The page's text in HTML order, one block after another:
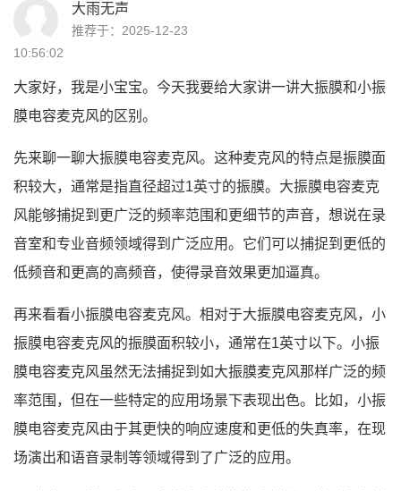
大雨无声
推荐于：2025-12-23
10:56:02
大家好，我是小宝宝。今天我要给大家讲一讲大振膜和小振
膜电容麦克风的区别。
先来聊一聊大振膜电容麦克风。这种麦克风的特点是振膜面
积较大，通常是指直径超过1英寸的振膜。大振膜电容麦克
风能够捕捉到更广泛的频率范围和更细节的声音，想说在录
音室和专业音频领域得到广泛应用。它们可以捕捉到更低的
低频音和更高的高频音，使得录音效果更加逼真。
再来看看小振膜电容麦克风。相对于大振膜电容麦克风，小
振膜电容麦克风的振膜面积较小，通常在1英寸以下。小振
膜电容麦克风虽然无法捕捉到如大振膜麦克风那样广泛的频
率范围，但在一些特定的应用场景下表现出色。比如，小振
膜电容麦克风由于其更快的响应速度和更低的失真率，在现
场演出和语音录制等领域得到了广泛的应用。